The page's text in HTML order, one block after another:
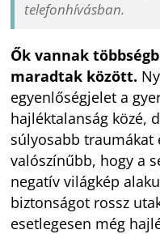
telefonhívásban.
Ők vannak
maradtak között.
egyenlőségjelet a
hajléktalanság közé,
súlyosabb traumákat
valószínűbb, hogy a
negatív világkép
biztonságot rossz
esetlegesen még